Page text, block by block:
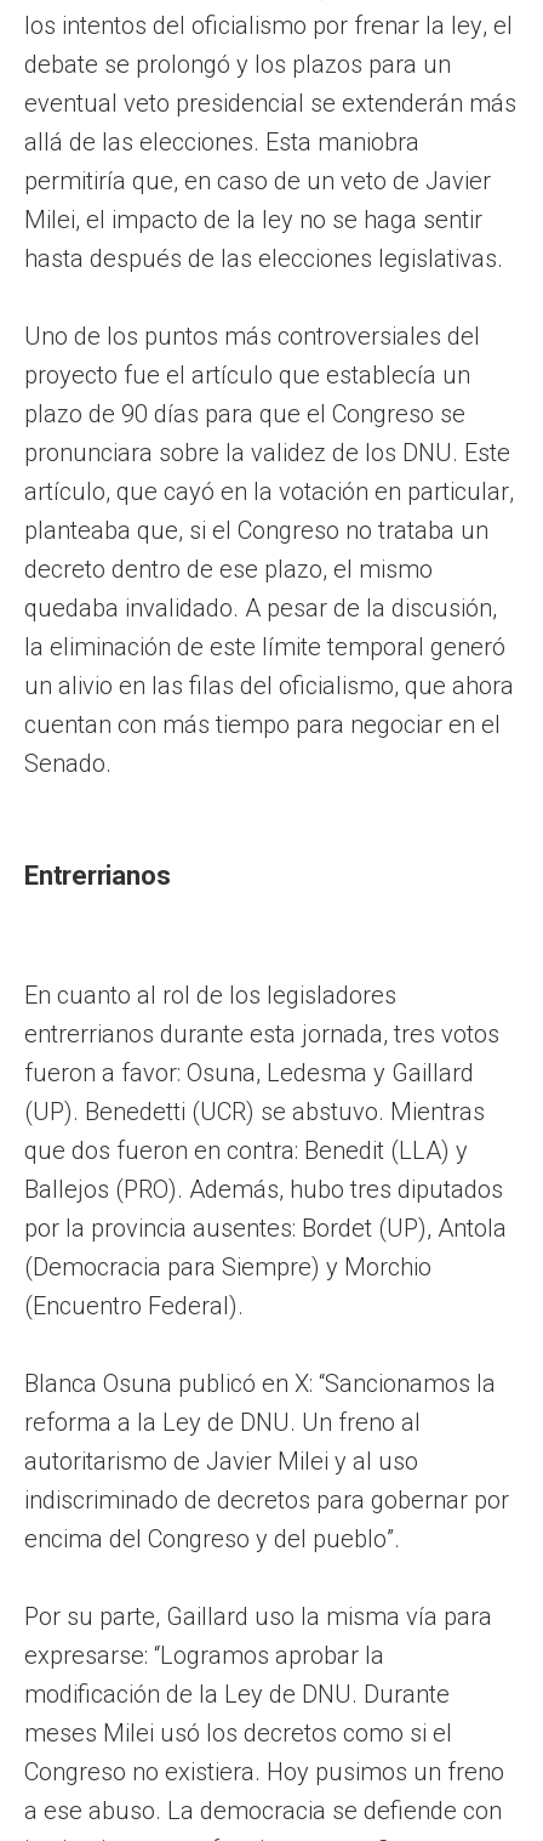
los intentos del oficialismo por frenar la ley, el
debate se prolongó y los plazos para un
eventual veto presidencial se extenderán más
allá de las elecciones. Esta maniobra
permitiría que, en caso de un veto de Javier
Milei, el impacto de la ley no se haga sentir
hasta después de las elecciones legislativas.
Uno de los puntos más controversiales del
proyecto fue el artículo que establecía un
plazo de 90 días para que el Congreso se
pronunciara sobre la validez de los DNU. Este
artículo, que cayó en la votación en particular,
planteaba que, si el Congreso no trataba un
decreto dentro de ese plazo, el mismo
quedaba invalidado. A pesar de la discusión,
la eliminación de este límite temporal generó
un alivio en las filas del oficialismo, que ahora
cuentan con más tiempo para negociar en el
Senado.
Entrerrianos
En cuanto al rol de los legisladores
entrerrianos durante esta jornada, tres votos
fueron a favor: Osuna, Ledesma y Gaillard
(UP). Benedetti (UCR) se abstuvo. Mientras
que dos fueron en contra: Benedit (LLA) y
Ballejos (PRO). Además, hubo tres diputados
por la provincia ausentes: Bordet (UP), Antola
(Democracia para Siempre) y Morchio
(Encuentro Federal).
Blanca Osuna publicó en X: “Sancionamos la
reforma a la Ley de DNU. Un freno al
autoritarismo de Javier Milei y al uso
indiscriminado de decretos para gobernar por
encima del Congreso y del pueblo”.
Por su parte, Gaillard uso la misma vía para
expresarse: “Logramos aprobar la
modificación de la Ley de DNU. Durante
meses Milei usó los decretos como si el
Congreso no existiera. Hoy pusimos un freno
a ese abuso. La democracia se defiende con